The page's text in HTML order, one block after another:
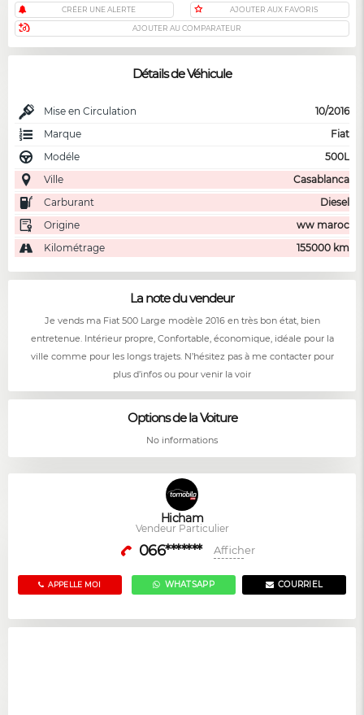
CRÉER UNE ALERTE AJOUTER AUX FAVORIS
AJOUTER AU COMPARATEUR
Détails de Véhicule
Mise en Circulation
10/2016
Marque
Fiat
Modéle
500L
Ville
Casablanca
Carburant
Diesel
Origine
ww maroc
Kilométrage
155000 km
La note du vendeur
Je vends ma Fiat 500 Large modèle 2016 en très bon état, bien
entretenue. Intérieur propre, Confortable, économique, idéale pour la
ville comme pour les longs trajets. N’hésitez pas à me contacter pour
plus d’infos ou pour venir la voir
Options de la Voiture
No informations
Hicham
Vendeur Particulier
066******* Afficher
APPELLE MOI COURRIEL
WHATSAPP